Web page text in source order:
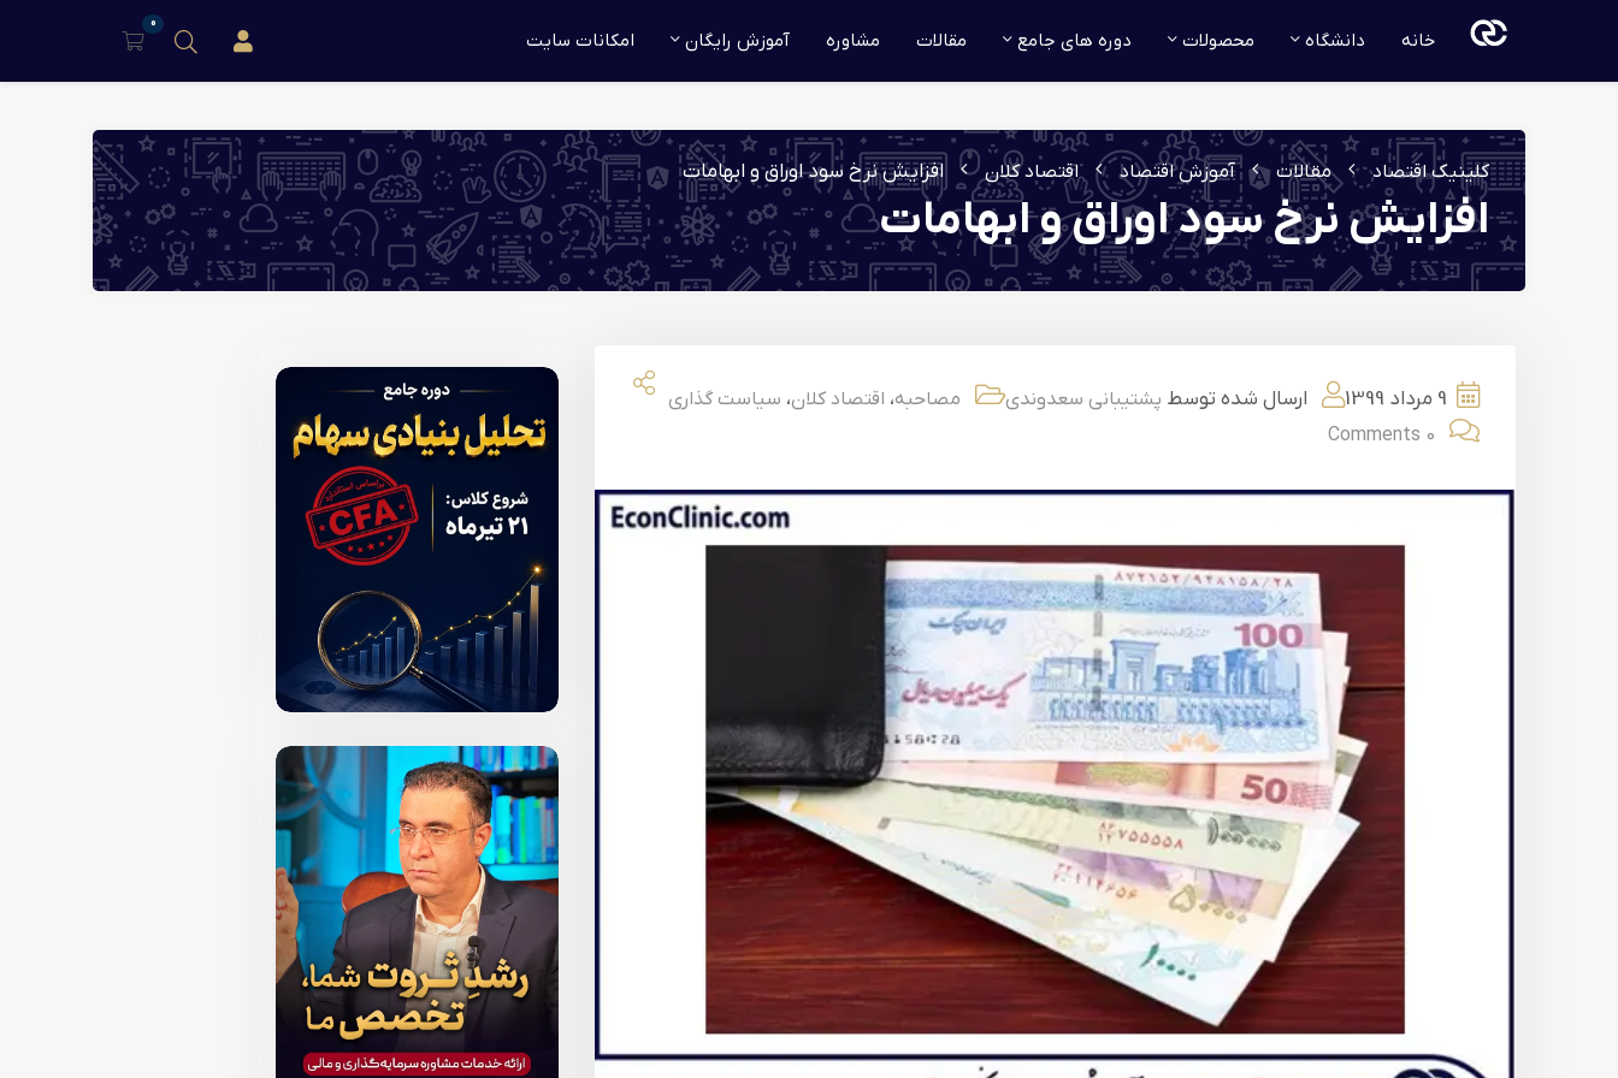
خانه دانشگاه محصولات دوره های جامع مقالات مشاوره آموزش رایگان امکانات سایت
ورود/عضویت
0
کلینیک اقتصاد مقالات آموزش اقتصاد اقتصاد کلان افزایش نرخ سود اوراق و ابهامات
افزایش نرخ سود اوراق و ابهامات
9 مرداد 1399 ارسال شده توسط پشتیبانی سعدوندی مصاحبه، اقتصاد کلان، سیاست گذاری
0 Comments